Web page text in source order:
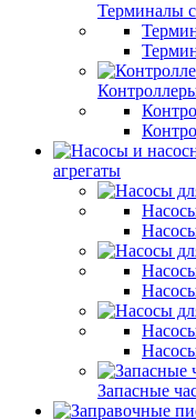
Терминалы
агрегаты
Запасные